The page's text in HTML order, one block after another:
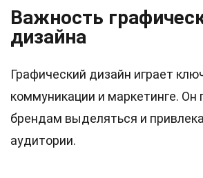
Важность
дизайна
Графический дизайн играет
коммуникации и маркетинге. Он
брендам выделяться и
аудитории.